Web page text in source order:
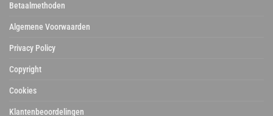
Betaalmethoden
Algemene Voorwaarden
Privacy Policy
Copyright
Cookies
Klantenbeoordelingen